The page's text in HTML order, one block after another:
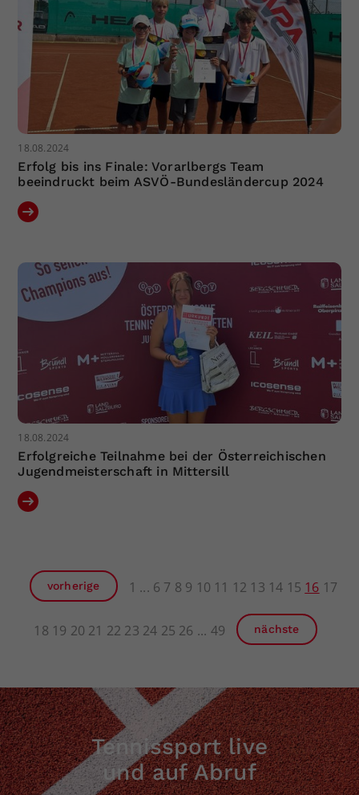
18.08.2024
Erfolg bis ins Finale: Vorarlbergs Team
beeindruckt beim ASVÖ-Bundesländercup 2024
18.08.2024
Erfolgreiche Teilnahme bei der Österreichischen
Jugendmeisterschaft in Mittersill
vorherige 1 6 7 8 9 10 11 12 13 14 15 16 17
18 19 20 21 22 23 24 25 26 49 nächste
Tennissport live
und auf Abruf